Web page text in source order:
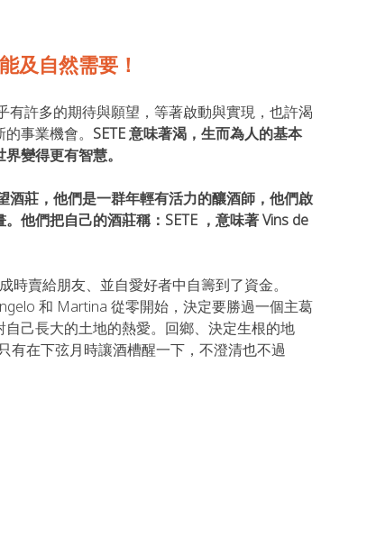
及自然需要！
許多的期待與願望，等著啟動與實現，也許渴
事業機會。 SETE 意味著渴，生而為⼈的基本
變得更有智慧。
酒莊，他們是一群年輕有活力的釀酒師，他們啟
他們把自己的酒莊稱：SETE ，意味著 Vins de
賣給朋友、並自愛好者中⾃籌到了資⾦。
和 Martina 從零開始，決定要勝過一個主葛
己長大的⼟地的熱愛。回鄉、決定生根的地
有在下弦⽉時讓酒槽醒⼀下，不澄清也不過